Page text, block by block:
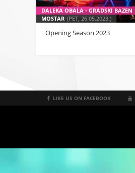
DALEKA OBALA - GRADSKI BAZEN
MOSTAR (PET, 26.05.2023.)
Opening Season 2023
LIKE US ON FACEBOOK